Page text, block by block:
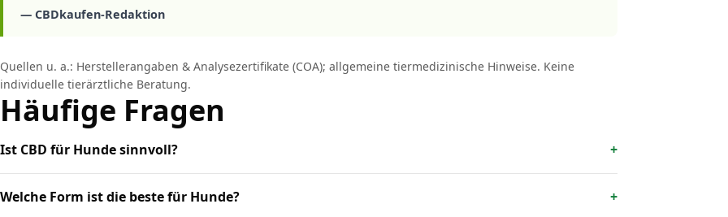
— CBDkaufen-Redaktion
Quellen u. a.: Herstellerangaben & Analysezertifikate (COA); allgemeine tiermedizinische Hinweise. Keine
individuelle tierärztliche Beratung.
Häufige Fragen
Ist CBD für Hunde sinnvoll?
Welche Form ist die beste für Hunde?